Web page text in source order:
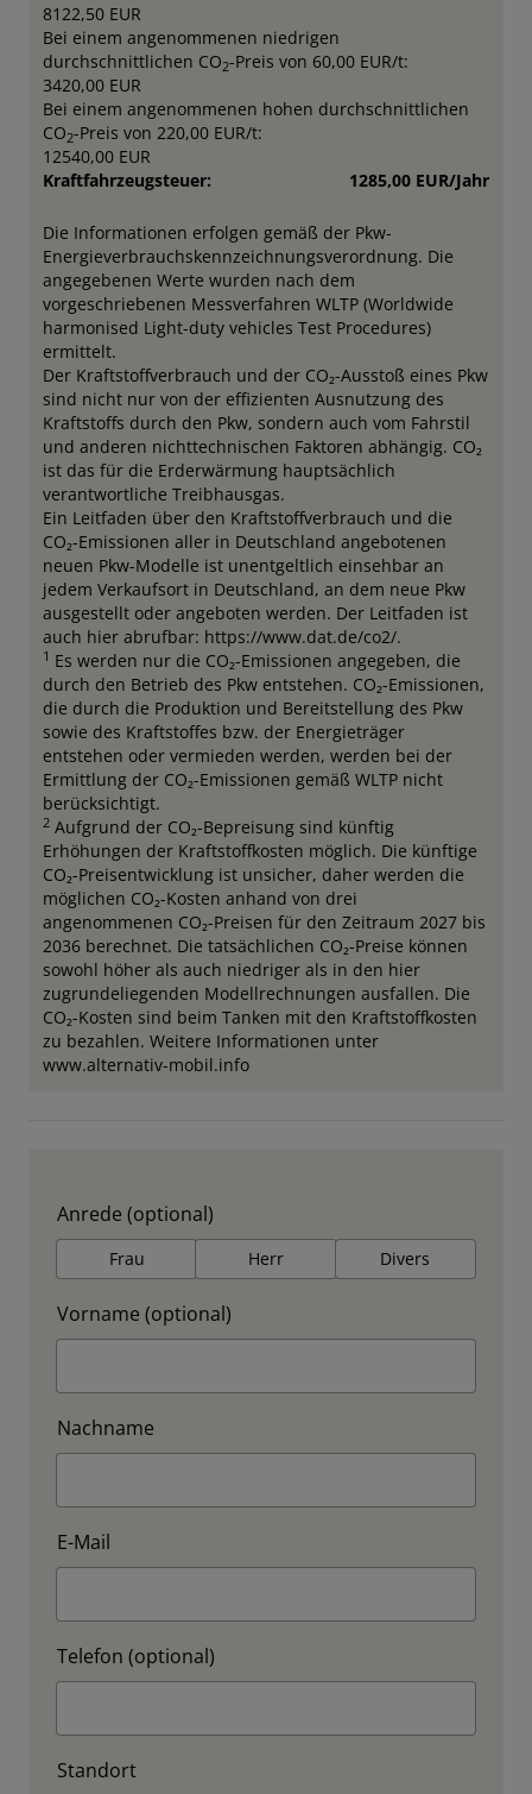
8122,50 EUR
Bei einem angenommenen niedrigen
durchschnittlichen CO2-Preis von 60,00 EUR/t:
3420,00 EUR
Bei einem angenommenen hohen durchschnittlichen
CO2-Preis von 220,00 EUR/t:
12540,00 EUR
Kraftfahrzeugsteuer:
1285,00 EUR/Jahr
Die Informationen erfolgen gemäß der Pkw-
Energieverbrauchskennzeichnungsverordnung. Die
angegebenen Werte wurden nach dem
vorgeschriebenen Messverfahren WLTP (Worldwide
harmonised Light-duty vehicles Test Procedures)
ermittelt.
Der Kraftstoffverbrauch und der CO₂-Ausstoß eines Pkw
sind nicht nur von der effizienten Ausnutzung des
Kraftstoffs durch den Pkw, sondern auch vom Fahrstil
und anderen nichttechnischen Faktoren abhängig. CO₂
ist das für die Erderwärmung hauptsächlich
verantwortliche Treibhausgas.
Ein Leitfaden über den Kraftstoffverbrauch und die
CO₂-Emissionen aller in Deutschland angebotenen
neuen Pkw-Modelle ist unentgeltlich einsehbar an
jedem Verkaufsort in Deutschland, an dem neue Pkw
ausgestellt oder angeboten werden. Der Leitfaden ist
auch hier abrufbar: https://www.dat.de/co2/.
1 Es werden nur die CO₂-Emissionen angegeben, die
durch den Betrieb des Pkw entstehen. CO₂-Emissionen,
die durch die Produktion und Bereitstellung des Pkw
sowie des Kraftstoffes bzw. der Energieträger
entstehen oder vermieden werden, werden bei der
Ermittlung der CO₂-Emissionen gemäß WLTP nicht
berücksichtigt.
2 Aufgrund der CO₂-Bepreisung sind künftig
Erhöhungen der Kraftstoffkosten möglich. Die künftige
CO₂-Preisentwicklung ist unsicher, daher werden die
möglichen CO₂-Kosten anhand von drei
angenommenen CO₂-Preisen für den Zeitraum 2027 bis
2036 berechnet. Die tatsächlichen CO₂-Preise können
sowohl höher als auch niedriger als in den hier
zugrundeliegenden Modellrechnungen ausfallen. Die
CO₂-Kosten sind beim Tanken mit den Kraftstoffkosten
zu bezahlen. Weitere Informationen unter
www.alternativ-mobil.info
Anrede (optional)
Frau Herr Divers
Vorname (optional)
Nachname
E-Mail
Telefon (optional)
Standort